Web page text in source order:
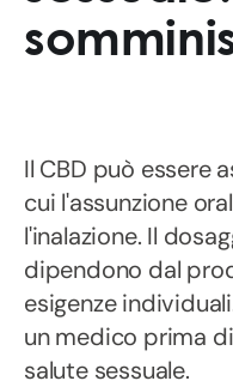
Il CBD può essere
cui l'assunzione
l'inalazione. Il
dipendono dal
esigenze
un medico prima
salute sessuale.